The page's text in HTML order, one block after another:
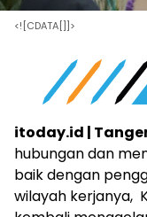
<![CDATA[]]>
itoday.id |
hubungan dan
baik dengan
wilayah kerjanya,